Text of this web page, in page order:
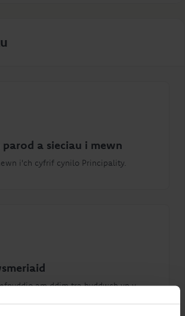
a sieciau i mewn
i'ch cyfrif cynilo Principality.
am ddim tra byddwch yn y